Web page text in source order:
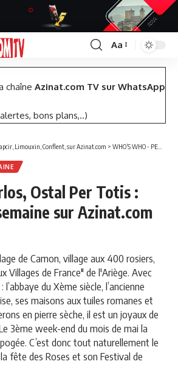
Font
Resizer
Aa
chaîne Azinat.com TV sur WhatsApp
bons plans,..)
Limouxin, Conflent, sur Azinat.com > WHO’S WHO - PERSONNALITÉS
Ostal Per Totis :
sur Azinat.com
de Camon, village aux 400 rosiers,
Villages de France" de l'Ariège. Avec
du Xème siècle, l’ancienne
ses maisons aux tuiles romanes et
en pierre sèche, il est un joyaux de
3ème week-end du mois de mai la
C’est donc tout naturellement le
fête des Roses et son Festival de